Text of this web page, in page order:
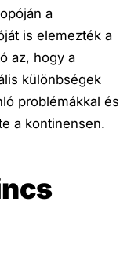
a
is elemezték a
az, hogy a
különbségek
problémákkal és
a kontinensen.